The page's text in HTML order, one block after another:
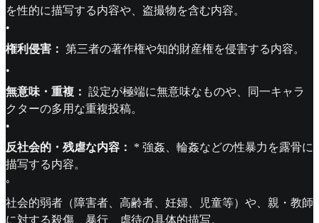
を性的に描写する内容や、盗撮物を含む内容。
•
権利侵害： 第三者の著作権や知的財産権を侵害する内容。
•
無意味・重複： 設定が極端に無意味なものや、同一キャラ
クターの多用な重複投稿。
•
反社会的・残虐な内容：
* 強姦、輪姦などの性暴力を露骨に
描写する内容。
◦
社会的弱者（障害者、高齢者、妊婦、児童等）や、親・教師
に対する殺傷、暴行、虐待の具体的描写。